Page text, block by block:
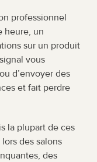
professionnel
heure, un
sur un produit
vous
d’envoyer des
et fait perdre
la plupart de ces
des salons
des